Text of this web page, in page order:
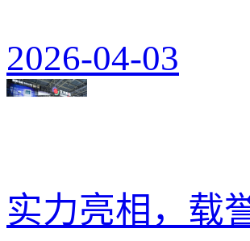
2026-04-03
实力亮相，载